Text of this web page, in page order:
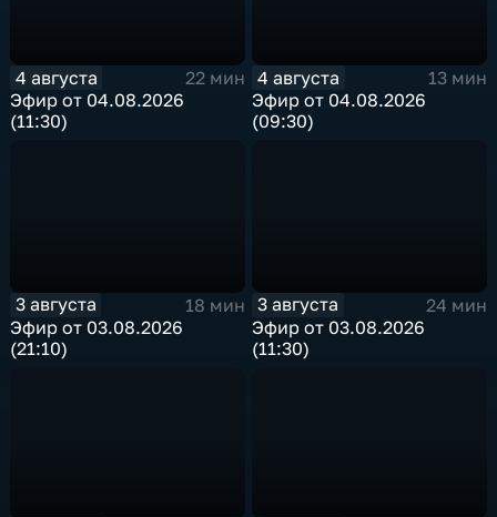
4 августа
22 мин
Эфир от 04.08.2026
(11:30)
4 августа
13 мин
Эфир от 04.08.2026
(09:30)
3 августа
18 мин
Эфир от 03.08.2026
(21:10)
3 августа
24 мин
Эфир от 03.08.2026
(11:30)